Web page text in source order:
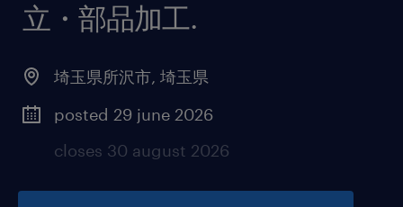
立・部品加工.
埼玉県所沢市, 埼玉県
posted 29 june 2026
closes 30 august 2026